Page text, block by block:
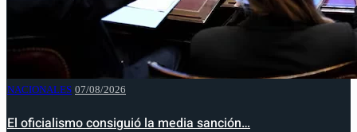
NACIONALES 07/08/2026
El oficialismo consiguió la media sanción…